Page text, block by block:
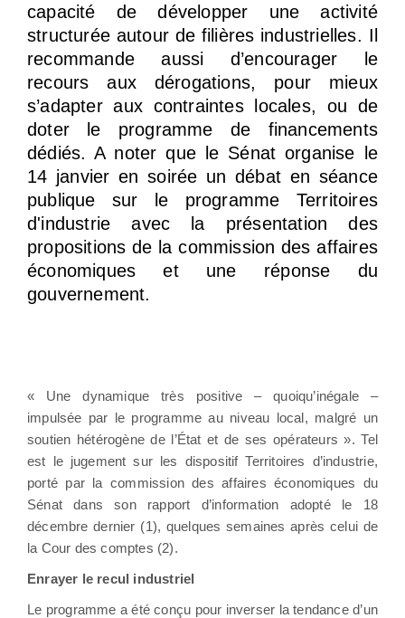
capacité de développer une activité
structurée autour de filières industrielles. Il
recommande aussi d’encourager le
recours aux dérogations, pour mieux
s’adapter aux contraintes locales, ou de
doter le programme de financements
dédiés. A noter que le Sénat organise le
14 janvier en soirée un débat en séance
publique sur le programme Territoires
d'industrie avec la présentation des
propositions de la commission des affaires
économiques et une réponse du
gouvernement.
« Une dynamique très positive – quoiqu’inégale –
impulsée par le programme au niveau local, malgré un
soutien hétérogène de l’État et de ses opérateurs ». Tel
est le jugement sur les dispositif Territoires d’industrie,
porté par la commission des affaires économiques du
Sénat dans son rapport d’information adopté le 18
décembre dernier (1), quelques semaines après celui de
la Cour des comptes (2).
Enrayer le recul industriel
Le programme a été conçu pour inverser la tendance d’un